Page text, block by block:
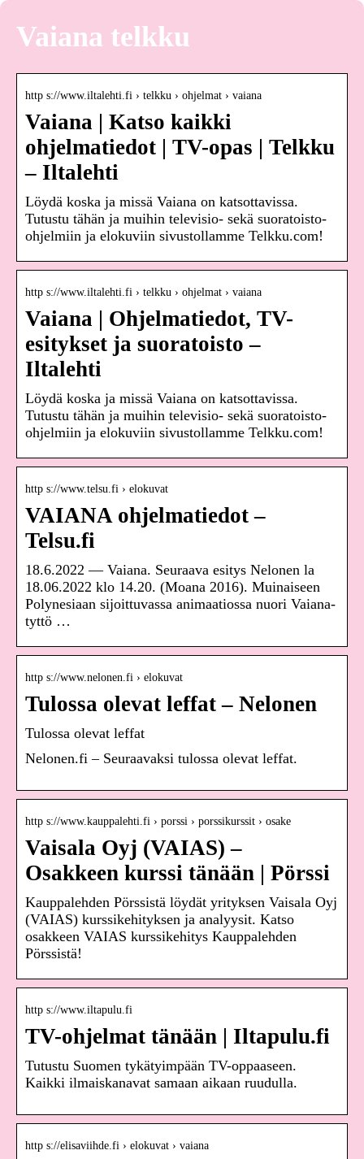
Vaiana telkku
http s://www.iltalehti.fi › telkku › ohjelmat › vaiana
Vaiana | Katso kaikki
ohjelmatiedot | TV-opas | Telkku
– Iltalehti
Löydä koska ja missä Vaiana on katsottavissa.
Tutustu tähän ja muihin televisio- sekä suoratoisto-
ohjelmiin ja elokuviin sivustollamme Telkku.com!
http s://www.iltalehti.fi › telkku › ohjelmat › vaiana
Vaiana | Ohjelmatiedot, TV-
esitykset ja suoratoisto –
Iltalehti
Löydä koska ja missä Vaiana on katsottavissa.
Tutustu tähän ja muihin televisio- sekä suoratoisto-
ohjelmiin ja elokuviin sivustollamme Telkku.com!
http s://www.telsu.fi › elokuvat
VAIANA ohjelmatiedot –
Telsu.fi
18.6.2022 — Vaiana. Seuraava esitys Nelonen la
18.06.2022 klo 14.20. (Moana 2016). Muinaiseen
Polynesiaan sijoittuvassa animaatiossa nuori Vaiana-
tyttö …
http s://www.nelonen.fi › elokuvat
Tulossa olevat leffat – Nelonen
Tulossa olevat leffat
Nelonen.fi – Seuraavaksi tulossa olevat leffat.
http s://www.kauppalehti.fi › porssi › porssikurssit › osake
Vaisala Oyj (VAIAS) –
Osakkeen kurssi tänään | Pörssi
Kauppalehden Pörssistä löydät yrityksen Vaisala Oyj
(VAIAS) kurssikehityksen ja analyysit. Katso
osakkeen VAIAS kurssikehitys Kauppalehden
Pörssistä!
http s://www.iltapulu.fi
TV-ohjelmat tänään | Iltapulu.fi
Tutustu Suomen tykätyimpään TV-oppaaseen.
Kaikki ilmaiskanavat samaan aikaan ruudulla.
http s://elisaviihde.fi › elokuvat › vaiana